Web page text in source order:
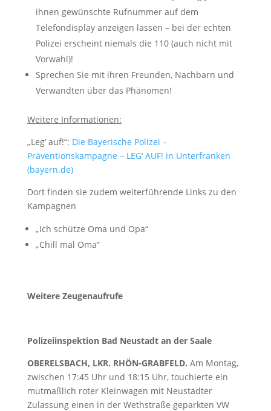
ihnen gewünschte Rufnummer auf dem
Telefondisplay anzeigen lassen – bei der echten
Polizei erscheint niemals die 110 (auch nicht mit
Vorwahl)!
Sprechen Sie mit ihren Freunden, Nachbarn und
Verwandten über das Phänomen!
Weitere Informationen:
„Leg‘ auf!“: Die Bayerische Polizei –
Präventionskampagne – LEG‘ AUF! in Unterfranken
(bayern.de)
Dort finden sie zudem weiterführende Links zu den
Kampagnen
„Ich schütze Oma und Opa“
„Chill mal Oma“
Weitere Zeugenaufrufe
Polizeiinspektion Bad Neustadt an der Saale
OBERELSBACH, LKR. RHÖN-GRABFELD. Am Montag,
zwischen 17:45 Uhr und 18:15 Uhr, touchierte ein
mutmaßlich roter Kleinwagen mit Neustädter
Zulassung einen in der Wethstraße geparkten VW